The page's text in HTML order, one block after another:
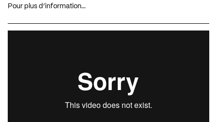
Pour plus d’information…